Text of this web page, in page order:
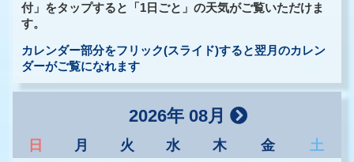
付」をタップすると「1日ごと」の天気がご覧いただけま
す。
カレンダー部分をフリック(スライド)すると翌月のカレン
ダーがご覧になれます
2026年 08月
日 月 火 水 木 金
土